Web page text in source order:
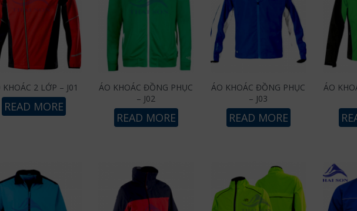
KHOÁC 2 LỚP – J01
READ MORE
ÁO KHOÁC ĐỒNG PHỤC
– J02
READ MORE
ÁO KHOÁC ĐỒNG PHỤC
– J03
READ MORE
ÁO